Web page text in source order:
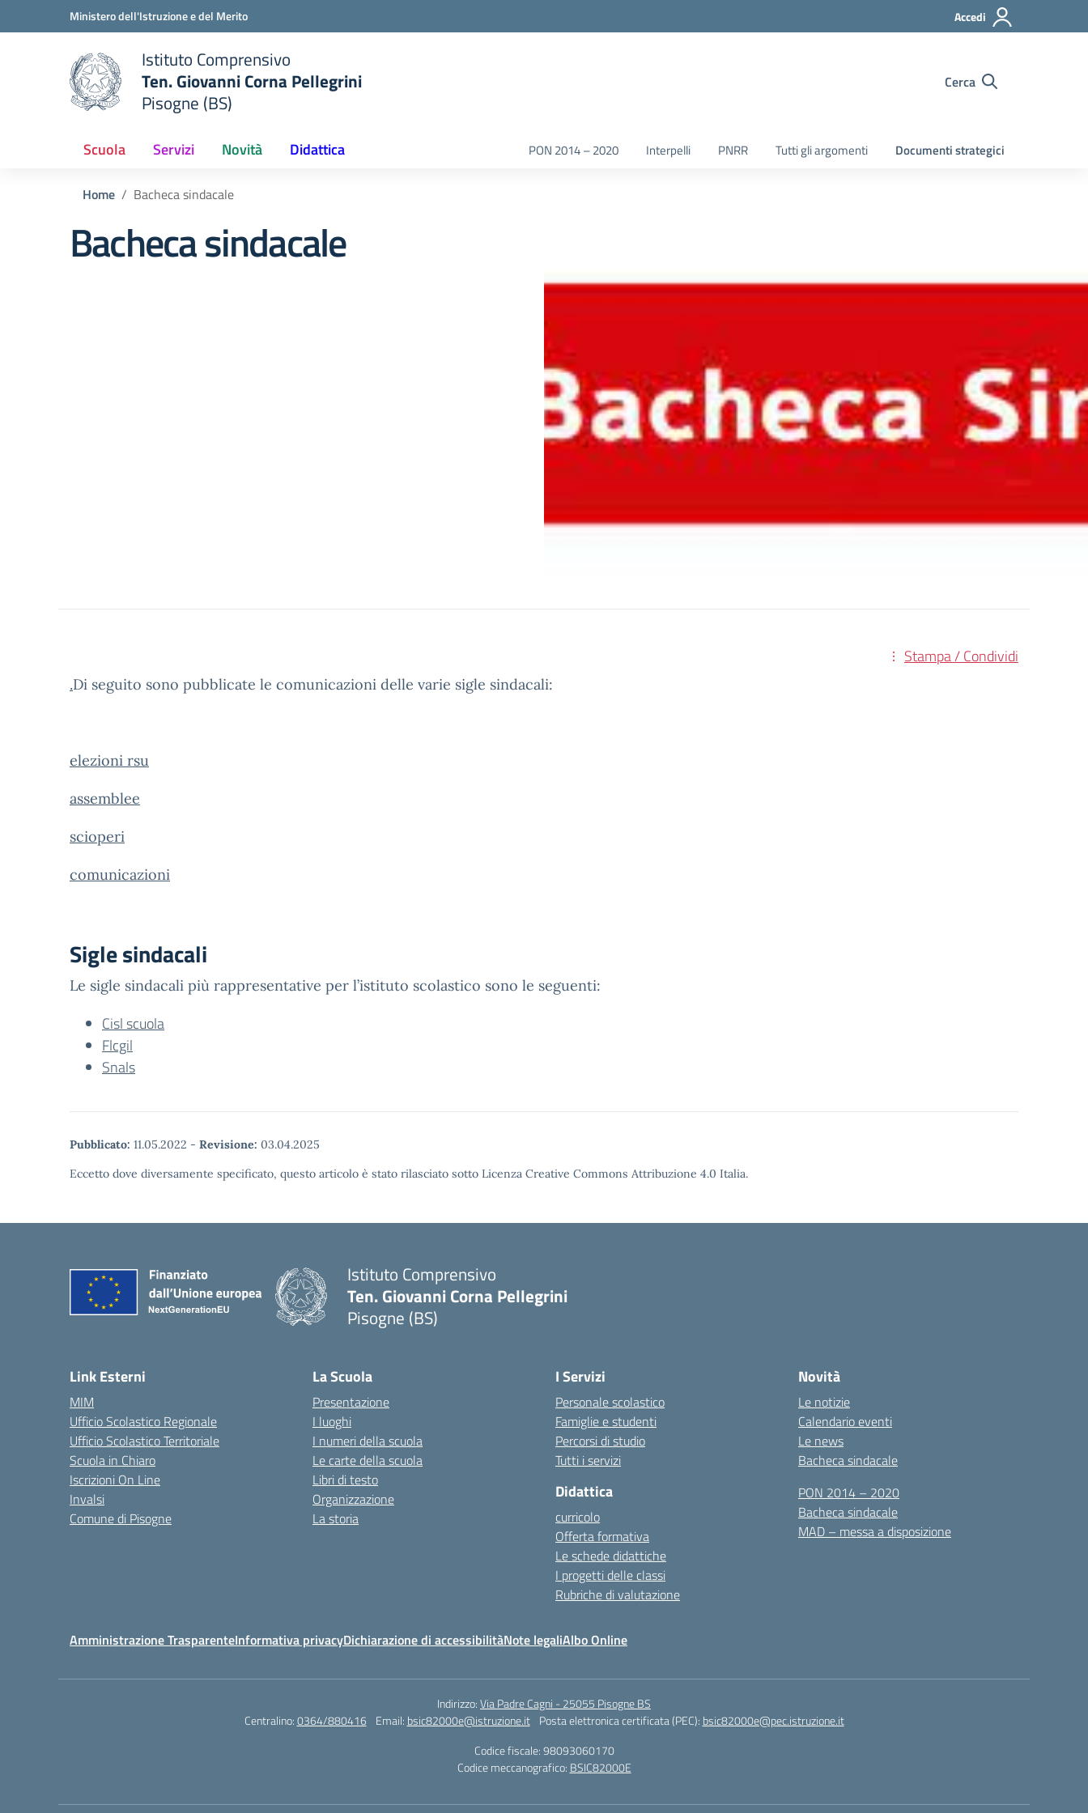
Vai ai contenuti
Vai al menu di navigazioneMinistero dell'Istruzione e del Merito Accedi
scuola
Istituto Comprensivo
Ten. Giovanni Corna Pellegrini
Pisogne (BS)
Cerca
Scuola Servizi Novità Didattica PON 2014 – 2020 Interpelli PNRR Tutti gli argomenti Documenti strategici
Home Bacheca sindacale
Bacheca sindacale
Stampa / Condividi
.Di seguito sono pubblicate le comunicazioni delle varie sigle sindacali:
elezioni rsu
assemblee
scioperi
comunicazioni
Sigle sindacali
Le sigle sindacali più rappresentative per l’istituto scolastico sono le seguenti:
Cisl scuola
Flcgil
Snals
Pubblicato: 11.05.2022 - Revisione: 03.04.2025
Eccetto dove diversamente specificato, questo articolo è stato rilasciato sotto Licenza Creative Commons Attribuzione 4.0 Italia.
Istituto Comprensivo
Ten. Giovanni Corna Pellegrini
Pisogne (BS)
Link Esterni
MIM
Ufficio Scolastico Regionale
Ufficio Scolastico Territoriale
Scuola in Chiaro
Iscrizioni On Line
Invalsi
Comune di Pisogne
La Scuola
Presentazione
I luoghi
I numeri della scuola
Le carte della scuola
Libri di testo
Organizzazione
La storia
I Servizi
Personale scolastico
Famiglie e studenti
Percorsi di studio
Tutti i servizi
Didattica
curricolo
Offerta formativa
Le schede didattiche
I progetti delle classi
Rubriche di valutazione
Novità
Le notizie
Calendario eventi
Le news
Bacheca sindacale
PON 2014 – 2020
Bacheca sindacale
MAD – messa a disposizione
Amministrazione TrasparenteInformativa privacyDichiarazione di accessibilitàNote legaliAlbo Online
Indirizzo:Via Padre Cagni - 25055 Pisogne BS
Centralino:0364/880416 Email: bsic82000e@istruzione.it Posta elettronica certificata (PEC): bsic82000e@pec.istruzione.it
Codice fiscale: 98093060170
Codice meccanografico: BSIC82000E